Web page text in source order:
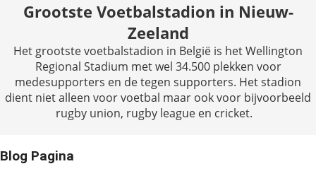
Grootste Voetbalstadion in Nieuw-
Zeeland
Het grootste voetbalstadion in België is het Wellington
Regional Stadium met wel 34.500 plekken voor
medesupporters en de tegen supporters. Het stadion
dient niet alleen voor voetbal maar ook voor bijvoorbeeld
rugby union, rugby league en cricket.
Blog Pagina